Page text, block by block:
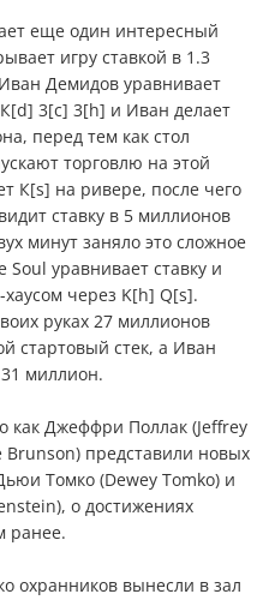
еще один интересный
игру ставкой в 1.3
Демидов уравнивает
3[c] 3[h] и Иван делает
перед тем как стол
торговлю на этой
К[s] на ривере, после чего
ставку в 5 миллионов
минут заняло это сложное
уравнивает ставку и
через K[h] Q[s].
руках 27 миллионов
стартовый стек, а Иван
миллион.
как Джеффри Поллак (Jeffrey
Brunson) представили новых
Томко (Dewey Tomko) и
о достижениях
ранее.
охранников вынесли в зал